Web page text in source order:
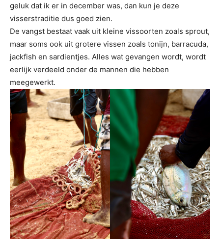
geluk dat ik er in december was, dan kun je deze
visserstraditie dus goed zien.
De vangst bestaat vaak uit kleine vissoorten zoals sprout,
maar soms ook uit grotere vissen zoals tonijn, barracuda,
jackfish en sardientjes. Alles wat gevangen wordt, wordt
eerlijk verdeeld onder de mannen die hebben
meegewerkt.